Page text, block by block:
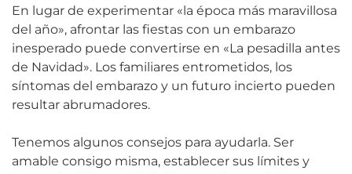
En lugar de experimentar «la época más maravillosa
del año», afrontar las fiestas con un embarazo
inesperado puede convertirse en «La pesadilla antes
de Navidad». Los familiares entrometidos, los
síntomas del embarazo y un futuro incierto pueden
resultar abrumadores.
Tenemos algunos consejos para ayudarla. Ser
amable consigo misma, establecer sus límites y